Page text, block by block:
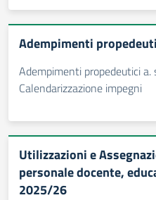
Adempimenti
Adempimenti propedeutici
Calendarizzazione impegni
Utilizzazioni e
personale docente,
2025/26